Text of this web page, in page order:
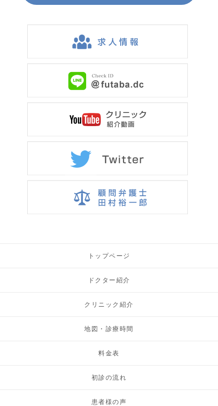
トップページ
ドクター紹介
クリニック紹介
地図・診療時間
料金表
初診の流れ
患者様の声